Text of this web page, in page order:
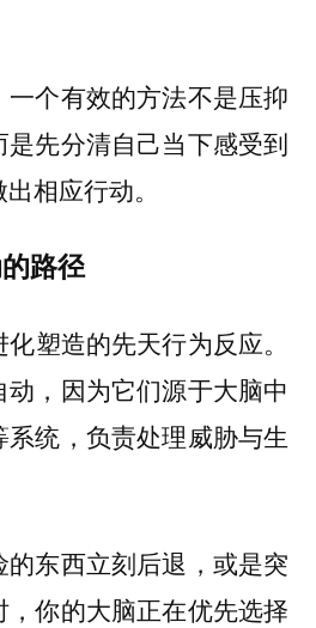
个有效的方法不是压抑
先分清自己当下感受到
相应行动。
路径
化塑造的先天行为反应。
，因为它们源于大脑中
统，负责处理威胁与生
东西立刻后退，或是突
你的大脑正在优先选择